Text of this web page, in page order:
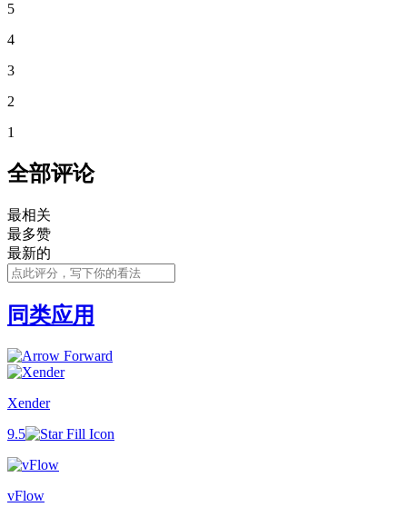
5
4
3
2
1
全部评论
最相关
最多赞
最新的
同类应用
Xender
9.5
vFlow